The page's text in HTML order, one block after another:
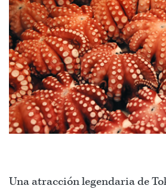
Una atracción legendaria de